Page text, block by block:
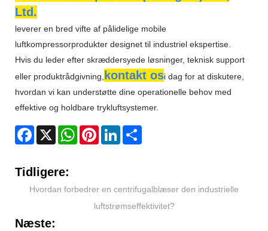
Ltd.
leverer en bred vifte af pålidelige mobile
luftkompressorprodukter designet til industriel ekspertise.
Hvis du leder efter skræddersyede løsninger, teknisk support
eller produktrådgivning, kontakt osi dag for at diskutere,
hvordan vi kan understøtte dine operationelle behov med
effektive og holdbare trykluftsystemer.
Facebook
X WhatsAppPinterestLinkedIn
Tidligere:
Hvordan forbedrer en centrifugalblæser den industrielle
luftstrømseffektivitet?
Næste: